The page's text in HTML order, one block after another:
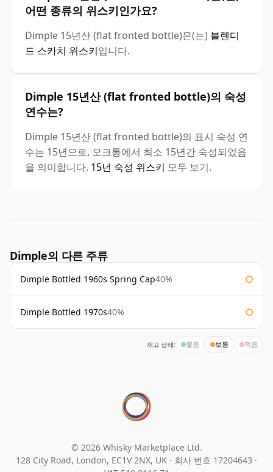
어떤 종류의 위스키인가요?
Dimple 15년산 (flat fronted bottle)은(는) 블렌디
드 스카치 위스키입니다.
Dimple 15년산 (flat fronted bottle)의 숙성
연수는?
Dimple 15년산 (flat fronted bottle)의 표시 숙성 연
수는 15년으로, 오크통에서 최소 15년간 숙성되었음
을 의미합니다. 15년 숙성 위스키 모두 보기.
Dimple의 다른 주류
Dimple Bottled 1960s Spring Cap40%
Dimple Bottled 1970s40%
재고 상태: 좋음 보통 적음
© 2026 Whisky Marketplace Ltd.
128 City Road, London, EC1V 2NX, UK · 회사 번호 17204643 ·